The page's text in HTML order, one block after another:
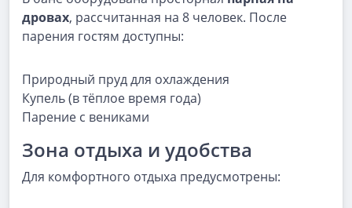
дровах, рассчитанная на 8 человек. После
парения гостям доступны:
Природный пруд для охлаждения
Купель (в тёплое время года)
Парение с вениками
Зона отдыха и удобства
Для комфортного отдыха предусмотрены: